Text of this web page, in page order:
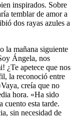
inspirados. Sobre
temblar de amor a
dos rayas azules a
la mañana siguiente
Ángela, nos
¿Te apetece que nos
la reconoció entre
creía que no
hora. «Ha sido
cuento esta tarde.
sin necesidad de